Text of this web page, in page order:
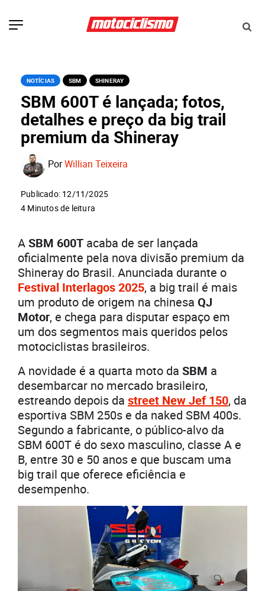
NOTÍCIAS SBM SHINERAY
SBM 600T é lançada; fotos,
detalhes e preço da big trail
premium da Shineray
PorWillian Teixeira
Publicado: 12/11/2025
4 Minutos de leitura
ASBM 600T acaba de ser lançada
oficialmente pela nova divisão premium da
Shineray do Brasil. Anunciada durante o
Festival Interlagos 2025, a big trail é mais
um produto de origem na chinesa QJ
Motor, e chega para disputar espaço em
um dos segmentos mais queridos pelos
motociclistas brasileiros.
A novidade é a quarta moto da SBM a
desembarcar no mercado brasileiro,
estreando depois da street New Jef 150, da
esportiva SBM 250s e da naked SBM 400s.
Segundo a fabricante, o público-alvo da
SBM 600T é do sexo masculino, classe A e
B, entre 30 e 50 anos e que buscam uma
big trail que oferece eficiência e
desempenho.